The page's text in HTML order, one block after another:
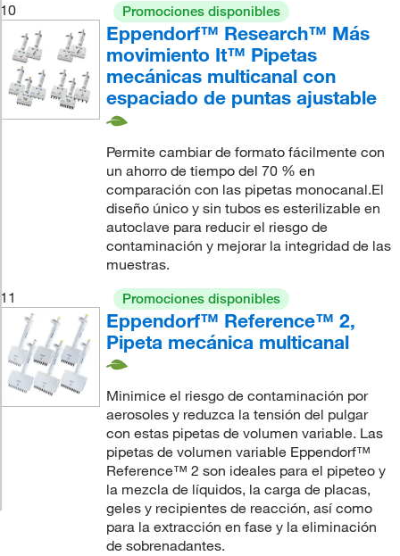
10
Promociones disponibles
Eppendorf™ Research™ Más
movimiento It™ Pipetas
mecánicas multicanal con
espaciado de puntas ajustable
Permite cambiar de formato fácilmente con
un ahorro de tiempo del 70 % en
comparación con las pipetas monocanal.El
diseño único y sin tubos es esterilizable en
autoclave para reducir el riesgo de
contaminación y mejorar la integridad de las
muestras.
11
Promociones disponibles
Eppendorf™ Reference™ 2,
Pipeta mecánica multicanal
Minimice el riesgo de contaminación por
aerosoles y reduzca la tensión del pulgar
con estas pipetas de volumen variable. Las
pipetas de volumen variable Eppendorf™
Reference™ 2 son ideales para el pipeteo y
la mezcla de líquidos, la carga de placas,
geles y recipientes de reacción, así como
para la extracción en fase y la eliminación
de sobrenadantes.